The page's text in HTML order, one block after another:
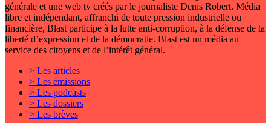
générale et une web tv créés par le journaliste Denis Robert. Média
libre et indépendant, affranchi de toute pression industrielle ou
financière, Blast participe à la lutte anti-corruption, à la défense de la
liberté d’expression et de la démocratie. Blast est un média au
service des citoyens et de l’intérêt général.
> Les articles
> Les émissions
> Les podcasts
> Les dossiers
> Les brèves